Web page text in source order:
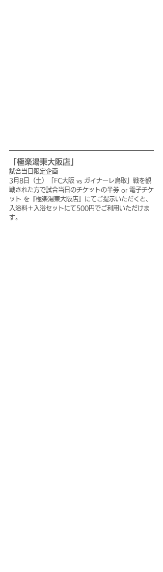
「極楽湯東大阪店」
試合当日限定企画
3月8日（土）「FC大阪 vs ガイナーレ鳥取」戦を観
戦された方で試合当日のチケットの半券 or 電子チケ
ット を『極楽湯東大阪店』にてご提示いただくと、
入浴料＋入浴セットにて500円でご利用いただけま
す。